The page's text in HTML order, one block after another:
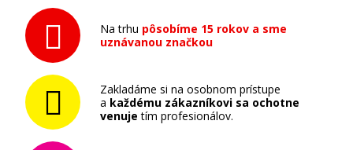
Na trhu pôsobíme 15 rokov a sme
uznávanou značkou
Zakladáme si na osobnom prístupe
a každému zákazníkovi sa ochotne
venuje tím profesionálov.